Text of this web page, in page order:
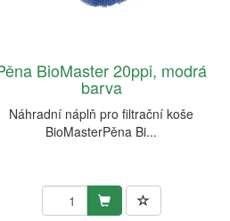
BioMaster 20ppi, modrá
barva
Náhradní náplň pro filtrační koše
BioMasterPěna Bi...